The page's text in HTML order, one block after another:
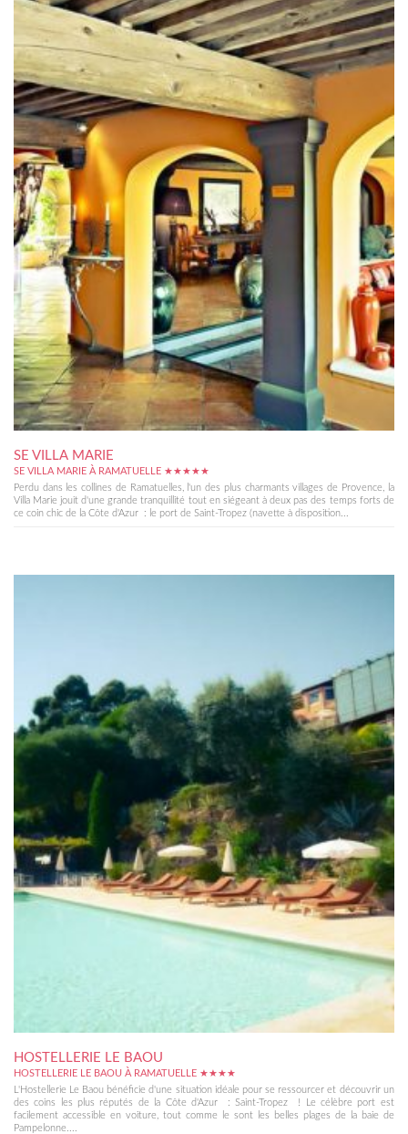
SE VILLA MARIE
SE VILLA MARIE À RAMATUELLE ★★★★★
Perdu dans les collines de Ramatuelles, l'un des plus charmants villages de Provence, la
Villa Marie jouit d'une grande tranquillité tout en siégeant à deux pas des temps forts de
ce coin chic de la Côte d'Azur : le port de Saint-Tropez (navette à disposition...
HOSTELLERIE LE BAOU
HOSTELLERIE LE BAOU À RAMATUELLE ★★★★
L'Hostellerie Le Baou bénéficie d'une situation idéale pour se ressourcer et découvrir un
des coins les plus réputés de la Côte d'Azur : Saint-Tropez ! Le célèbre port est
facilement accessible en voiture, tout comme le sont les belles plages de la baie de
Pampelonne....